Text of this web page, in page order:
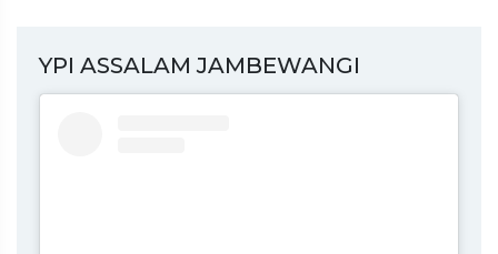
YPI ASSALAM JAMBEWANGI